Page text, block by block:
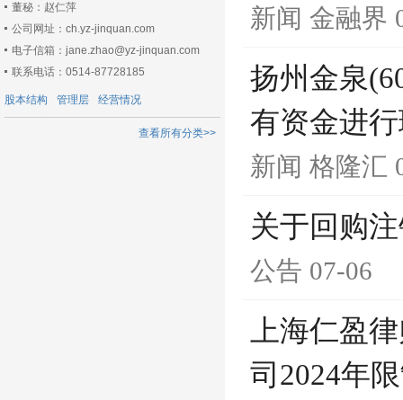
董秘：赵仁萍
公司网址：ch.yz-jinquan.com
电子信箱：jane.zhao@yz-jinquan.com
联系电话：0514-87728185
股本结构 管理层 经营情况
查看所有分类>>
新闻 金融界
扬州金泉
有资金进
新闻 格隆汇
关于回购
公告 07-06
上海仁盈
司2024年